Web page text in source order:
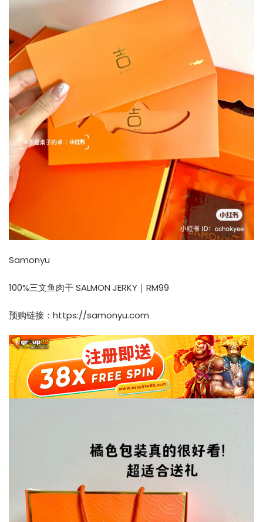
Samonyu
100%三文鱼肉干 SALMON JERKY｜RM99
预购链接： https://samonyu.com